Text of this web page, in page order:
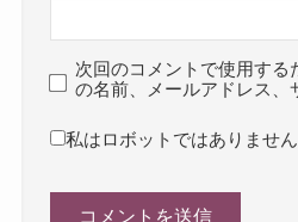
次回のコメントで使用する
の名前、メールアドレス、
私はロボットではありません